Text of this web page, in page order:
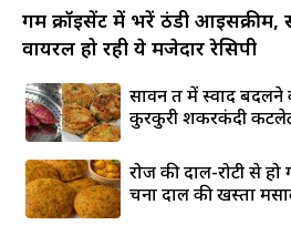
गर्म क्रॉइसेंट में भरें ठंडी आइसक्रीम,
वायरल हो रही ये मजेदार रेसिपी
सावन व्रत में स्वाद
कुरकुरी शकरकंदी कटलेट,
रोज की दाल-रोटी से
चना दाल की खस्ता